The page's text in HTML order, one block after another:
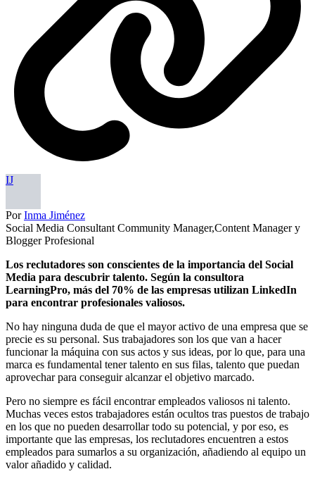
IJ
PorInma Jiménez
Social Media Consultant Community Manager,Content Manager y
Blogger Profesional
Los reclutadores son conscientes de la importancia del Social
Media para descubrir talento. Según la consultora
LearningPro, más del 70% de las empresas utilizan LinkedIn
para encontrar profesionales valiosos.
No hay ninguna duda de que el mayor activo de una empresa que se
precie es su personal. Sus trabajadores son los que van a hacer
funcionar la máquina con sus actos y sus ideas, por lo que, para una
marca es fundamental tener talento en sus filas, talento que puedan
aprovechar para conseguir alcanzar el objetivo marcado.
Pero no siempre es fácil encontrar empleados valiosos ni talento.
Muchas veces estos trabajadores están ocultos tras puestos de trabajo
en los que no pueden desarrollar todo su potencial, y por eso, es
importante que las empresas, los reclutadores encuentren a estos
empleados para sumarlos a su organización, añadiendo al equipo un
valor añadido y calidad.